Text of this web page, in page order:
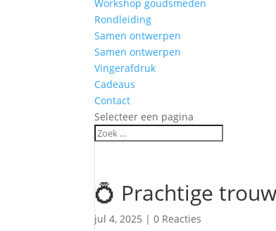
Workshop goudsmeden
Rondleiding
Samen ontwerpen
Samen ontwerpen
Vingerafdruk
Cadeaus
Contact
Selecteer een pagina
💍 Prachtige
jul 4, 2025 |0 Reacties